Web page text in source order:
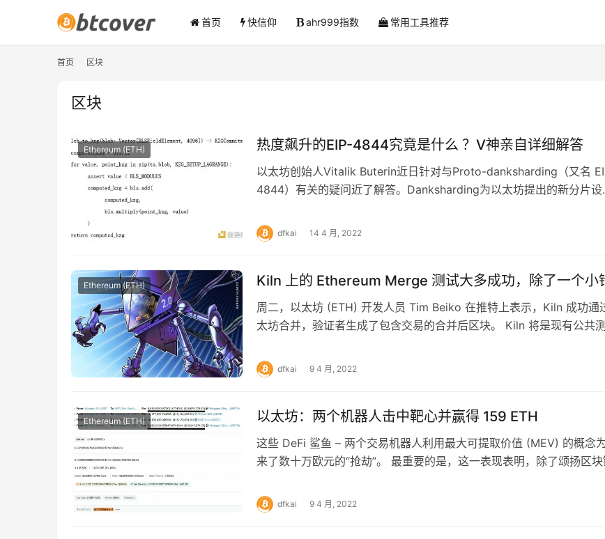
首页 快信仰 ahr999指数 常用工具推荐
首页 区块
区块
Ethereum (ETH) 热度飙升的EIP-4844究竟是什么 ？V神亲自详细解答
以太坊创始人Vitalik Buterin近日针对与Proto-danksharding（又名
4844）有关的疑问近了解答。Danksharding为以太坊提出的新分片
dfkai 14 4 月, 2022
Ethereum (ETH) Kiln 上的 Ethereum Merge 测试大多成功，除了一个小
周二，以太坊 (ETH) 开发人员 Tim Beiko 在推特上表示，Kiln 成功通
太坊合并，验证者生成了包含交易的合并后区块。 Kiln 将是现有公共
dfkai 9 4 月, 2022
Ethereum (ETH) 以太坊：两个机器人击中靶心并赢得 159 ETH
这些 DeFi 鲨鱼 – 两个交易机器人利用最大可提取价值 (MEV) 的概念
来了数十万欧元的“抢劫”。 最重要的是，这一表现表明，除了颂扬区块
dfkai 9 4 月, 2022